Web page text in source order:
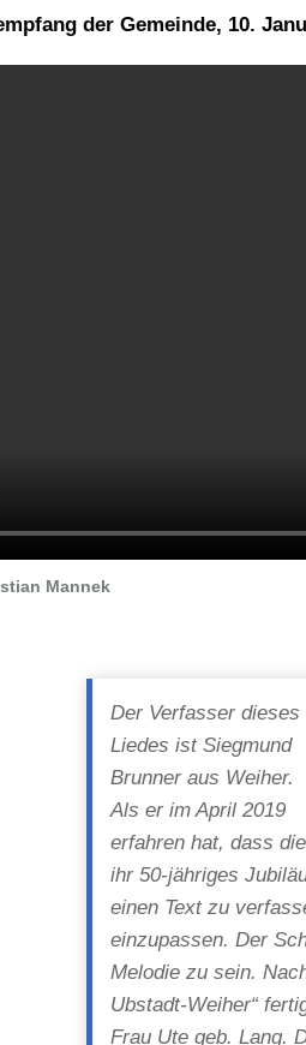
der Gemeinde, 10.
Mannek
Der Verfasser dieses
Liedes ist Siegmund
Brunner aus Weiher.
Als er im April 2019
erfahren hat, dass
ihr 50-jähriges
einen Text zu
einzupassen. Der
Melodie zu sein.
Ubstadt-Weiher“
Frau Ute geb. Lang.